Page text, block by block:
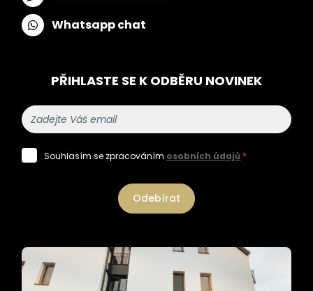
Whatsapp chat
PŘIHLASTE SE K ODBĚRU NOVINEK
Souhlasím se zpracováním osobních údajů *
Odebírat